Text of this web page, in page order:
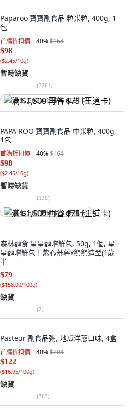
Paparoo 寶寶副食品 粒米粒, 400g, 1
包
首購折扣價 40%$164
$98
($2.45/10g)
暫時缺貨
(3261)
满 $1,500 再省 $75 (王道卡)
PAPA ROO 寶寶副食品 中米粒, 400g,
1包
首購折扣價 40%$164
$98
($2.45/10g)
暫時缺貨
(139)
满 $1,500 再省 $75 (王道卡)
森林麵食 星星麵嚐鮮包, 50g, 1個, 星
星麵嚐鮮包｜紫心蕃薯x熊熊造型(1歲
半
$79
($158.00/100g)
缺貨
(2)
Pasteur 副食品粥, 地瓜洋蔥口味, 4盒
首購折扣價 40%$204
$122
($16.95/100g)
缺貨
(363)